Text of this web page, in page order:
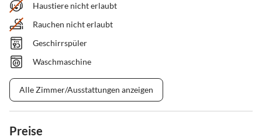
Haustiere nicht erlaubt
Rauchen nicht erlaubt
Geschirrspüler
Waschmaschine
Alle Zimmer/Ausstattungen anzeigen
Preise